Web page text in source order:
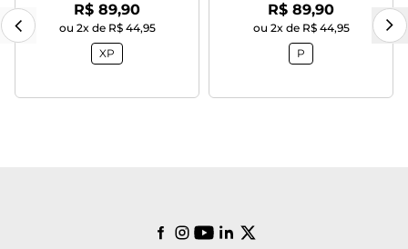
Por:
R$ 89,90
ou 2x de R$ 44,95
XP
Por:
R$ 89,90
ou 2x de R$ 44,95
P